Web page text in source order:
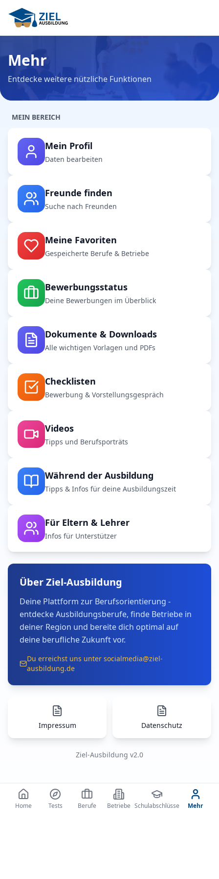
Mehr
Entdecke weitere nützliche Funktionen
MEIN BEREICH
Mein Profil
Daten bearbeiten
Freunde finden
Suche nach Freunden
Meine Favoriten
Gespeicherte Berufe & Betriebe
Bewerbungsstatus
Deine Bewerbungen im Überblick
Dokumente & Downloads
Alle wichtigen Vorlagen und PDFs
Checklisten
Bewerbung & Vorstellungsgespräch
Videos
Tipps und Berufsporträts
Während der Ausbildung
Tipps & Infos für deine Ausbildungszeit
Für Eltern & Lehrer
Infos für Unterstützer
Über Ziel-Ausbildung
Deine Plattform zur Berufsorientierung -
entdecke Ausbildungsberufe, finde Betriebe in
deiner Region und bereite dich optimal auf
deine berufliche Zukunft vor.
Du erreichst uns unter socialmedia@ziel-
ausbildung.de
Impressum Datenschutz
Ziel-Ausbildung v2.0
Home Tests Berufe Betriebe Schulabschlüsse Mehr